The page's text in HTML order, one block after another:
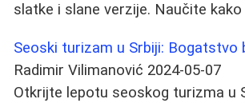
slatke i slane verzije. Naučite
Seoski turizam u Srbiji: Bogatstvo
Radimir Vilimanović 2024-05-07
Otkrijte lepotu seoskog turizma u